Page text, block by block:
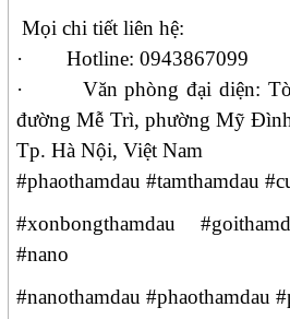
Mọi chi tiết liên hệ:
·
Hotline: 0943867099
·
Văn phòng đại diện:
đường Mễ Trì, phường Mỹ
Tp. Hà Nội, Việt Nam
#phaothamdau #tamthamdau
#xonbongthamdau
#nano
#nanothamdau #phaothamdau